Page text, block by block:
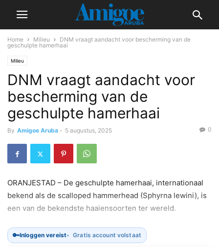
Home Milieu
DNM vraagt aandacht voor bescherming van de
geschulpte hamerhaai
Milieu
DNM vraagt aandacht voor
bescherming van de
geschulpte hamerhaai
By Amigoe Aruba - 5 augustus, 2025 0
ORANJESTAD – De geschulpte hamerhaai, internationaal
bekend als de scalloped hammerhead (Sphyrna lewini), is
een van de bekendste haaiensoorten ter wereld.
🔑Inloggen vereist Gratis account volstaat